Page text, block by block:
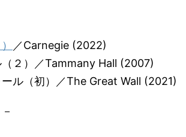
／Carnegie (2022)
（２）／Tammany Hall (2007)
ル（初）／The Great Wall (2021)